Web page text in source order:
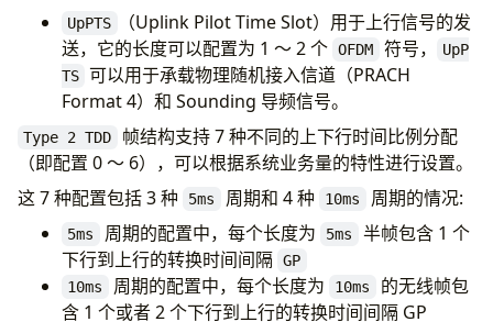
UpPTS
（Uplink Pilot Time Slot）用于上行信号的发
送，它的长度可以配置为 1 ～ 2 个 OFDM 符号，
UpP
TS 可以用于承载物理随机接入信道（PRACH
Format 4）和 Sounding 导频信号。
Type 2 TDD
帧结构支持 7 种不同的上下行时间比例分配
（即配置 0 ～ 6），可以根据系统业务量的特性进行设置。
这 7 种配置包括 3 种
5ms 周期和 4 种 10ms 周期的情况:
5ms 周期的配置中，每个长度为 5ms
半帧包含 1 个
下行到上行的转换时间间隔 GP
10ms
周期的配置中，每个长度为 10ms
的无线帧包
含 1 个或者 2 个下行到上行的转换时间间隔 GP